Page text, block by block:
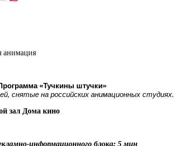
анимация
«Тучкины штучки»
снятые на российских анимационных студиях.
зал Дома кино
информационного блока: 5 мин